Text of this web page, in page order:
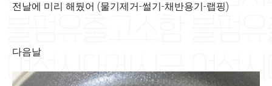
전날에 미리 해뒀어 (물기제거-썰기-채반용기-랩핑)
다음날